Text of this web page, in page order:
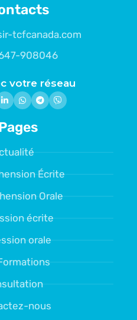
tcfcanada.com
908046
votre réseau
Écrite
Orale
écrite
orale
nous